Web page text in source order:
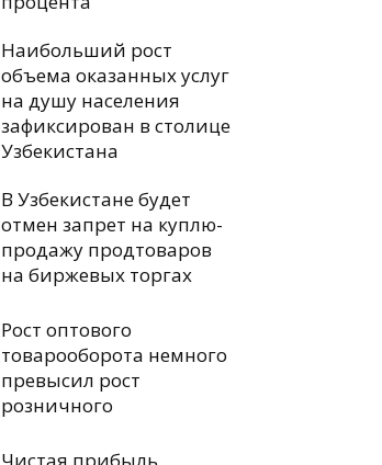
Наибольший рост
объема оказанных услуг
на душу населения
зафиксирован в столице
Узбекистана
В Узбекистане будет
отмен запрет на куплю-
продажу продтоваров
на биржевых торгах
Рост оптового
товарооборота немного
превысил рост
розничного